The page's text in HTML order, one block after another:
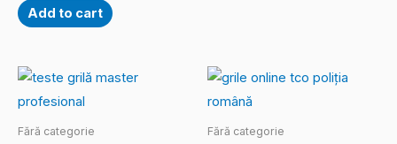
Add to cart
Fără categorie Fără categorie